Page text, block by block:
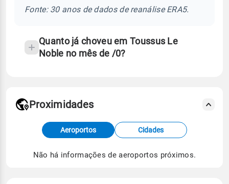
Fonte: 30 anos de dados de reanálise ERA5.
Quanto já choveu em Toussus Le
Noble no mês de /0?
Fonte: dados combinados de estações
meteorológicas e satélite do Centro de Previsão
de Tempo e Estudos Climáticos (CPTEC).
Proximidades
Aeroportos Cidades
Não há informações de aeroportos próximos.